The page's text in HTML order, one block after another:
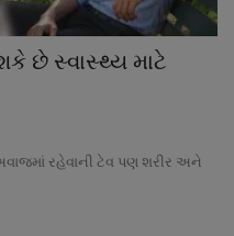
છે સ્વાસ્થ્ય માટે
રહેવાની ટેવ પણ શરીર અને